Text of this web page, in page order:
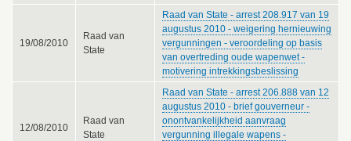
19/08/2010
Raad van
State
Raad van State - arrest 208.917 van 19
augustus 2010 - weigering hernieuwing
vergunningen - veroordeling op basis
van overtreding oude wapenwet -
motivering intrekkingsbeslissing
12/08/2010
Raad van
State
Raad van State - arrest 206.888 van 12
augustus 2010 - brief gouverneur -
onontvankelijkheid aanvraag
vergunning illegale wapens -